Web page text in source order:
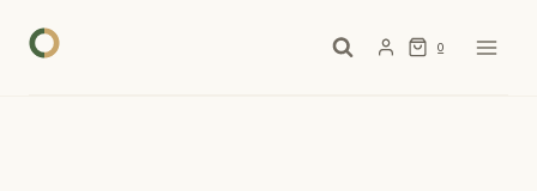
Inhalt
0